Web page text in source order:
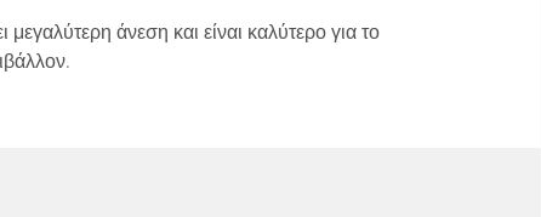
άνεση και είναι καλύτερο για το